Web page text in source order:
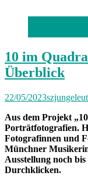
10 im
Überblick
22/05/2023
Aus dem Projekt
Porträtfotografien.
Fotografinnen und
Münchner
Ausstellung noch
Durchklicken.